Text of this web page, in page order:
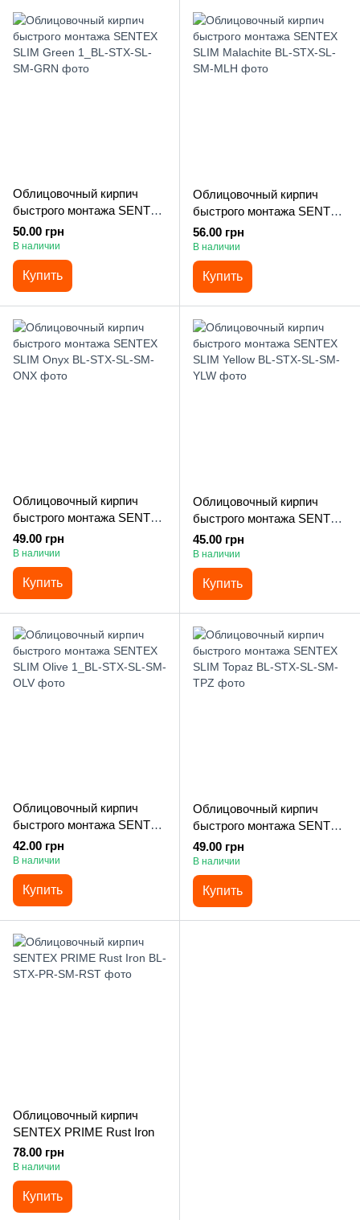
Облицовочный кирпич
быстрого монтажа SENTEX
SLIM Green
50.00 грн
В наличии
Купить
Облицовочный кирпич
быстрого монтажа SENTEX
SLIM Malachite
56.00 грн
В наличии
Купить
Облицовочный кирпич
быстрого монтажа SENTEX
SLIM Onyx
49.00 грн
В наличии
Купить
Облицовочный кирпич
быстрого монтажа SENTEX
SLIM Yellow
45.00 грн
В наличии
Купить
Облицовочный кирпич
быстрого монтажа SENTEX
SLIM Olive
42.00 грн
В наличии
Купить
Облицовочный кирпич
быстрого монтажа SENTEX
SLIM Topaz
49.00 грн
В наличии
Купить
Облицовочный кирпич
SENTEX PRIME Rust Iron
78.00 грн
В наличии
Купить